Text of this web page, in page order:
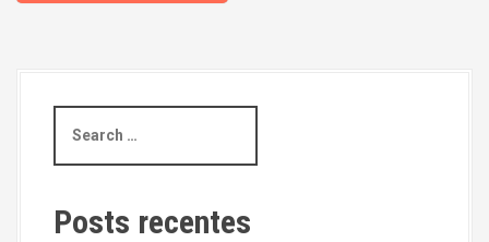
a
c
h
Posts recentes